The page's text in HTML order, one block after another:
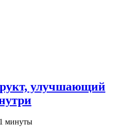
улучшающий
1 минуты